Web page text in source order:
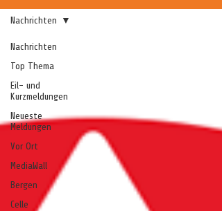
Nachrichten
Top Thema
Eil- und
Kurzmeldungen
Neueste
Meldungen
Vor Ort
MediaWall
Bergen
Celle
Nachrichten